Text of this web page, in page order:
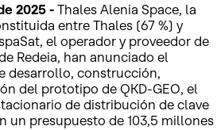
2025 - Thales Alenia Space, la
entre Thales (67 %) y
el operador y proveedor de
Redeia, han anunciado el
desarrollo, construcción,
del prototipo de QKD-GEO, el
de distribución de clave
un presupuesto de 103,5 millones